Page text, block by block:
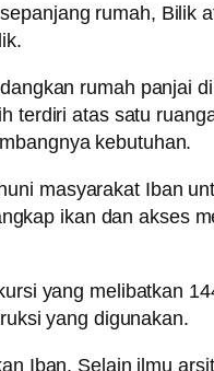
rumah, Bilik
rumah panjai
terdiri atas satu
kebutuhan.
masyarakat Iban
ikan dan akses
yang melibatkan
yang digunakan.
Iban. Selain ilmu